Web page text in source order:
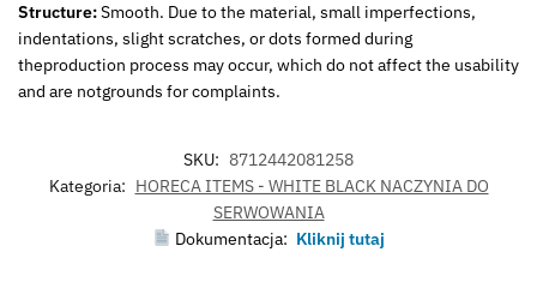
Structure:Smooth. Due to the material, small imperfections,
indentations, slight scratches, or dots formed during
theproduction process may occur, which do not affect the usability
and are notgrounds for complaints.
SKU: 8712442081258
Kategoria: HORECA ITEMS - WHITE BLACK NACZYNIA DO
SERWOWANIA
Dokumentacja: Kliknij tutaj